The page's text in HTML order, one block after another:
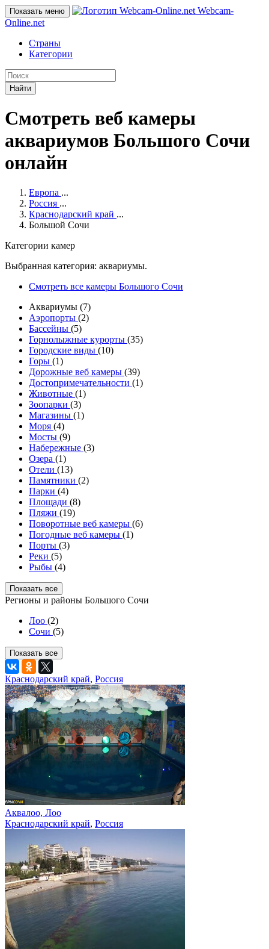
Показать меню
Webcam-
Online.net
Страны
Категории
Найти
Смотреть веб камеры
аквариумов Большого Сочи
онлайн
Европа ...
Россия ...
Краснодарский край ...
Большой Сочи
Категории камер
Выбранная категория: аквариумы.
Смотреть все камеры Большого Сочи
Аквариумы (7)
Аэропорты (2)
Бассейны (5)
Горнолыжные курорты (35)
Городские виды (10)
Горы (1)
Дорожные веб камеры (39)
Достопримечательности (1)
Животные (1)
Зоопарки (3)
Магазины (1)
Моря (4)
Мосты (9)
Набережные (3)
Озера (1)
Отели (13)
Памятники (2)
Парки (4)
Площади (8)
Пляжи (19)
Поворотные веб камеры (6)
Погодные веб камеры (1)
Порты (3)
Реки (5)
Рыбы (4)
Показать все
Регионы и районы Большого Сочи
Лоо (2)
Сочи (5)
Показать все
Краснодарский край, Россия
Аквалоо, Лоо
Краснодарский край, Россия